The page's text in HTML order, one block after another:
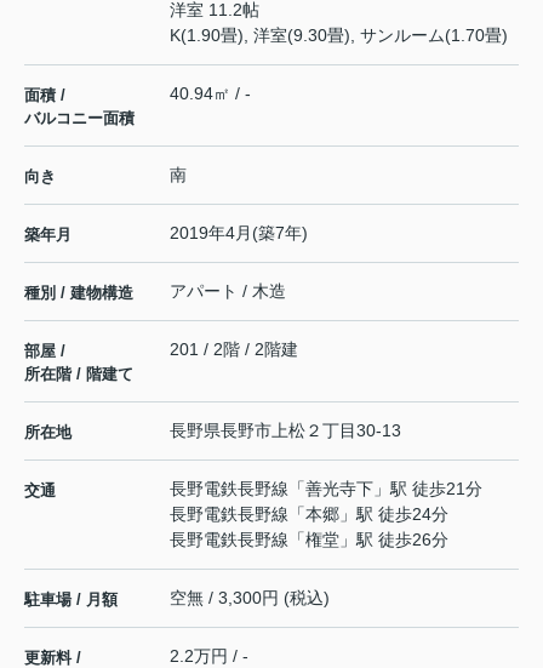
洋室 11.2帖
K(1.90畳), 洋室(9.30畳), サンルーム(1.70畳)
面積 /
バルコニー面積
40.94㎡ / -
向き 南
築年月 2019年4月(築7年)
種別 / 建物構造 アパート / 木造
部屋 /
所在階 / 階建て
201 / 2階 / 2階建
所在地 長野県長野市 上松２丁目30-13
交通 長野電鉄長野線 「善光寺下 」駅 徒歩21分
長野電鉄長野線 「本郷 」駅 徒歩24分
長野電鉄長野線 「権堂 」駅 徒歩26分
駐車場 / 月額 空無 / 3,300円 (税込)
更新料 /
2.2万円 / -